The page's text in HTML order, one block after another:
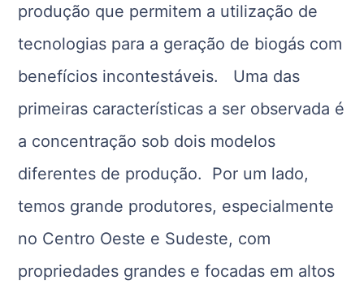
produção que permitem a utilização de
tecnologias para a geração de biogás com
benefícios incontestáveis. Uma das
primeiras características a ser observada é
a concentração sob dois modelos
diferentes de produção. Por um lado,
temos grande produtores, especialmente
no Centro Oeste e Sudeste, com
propriedades grandes e focadas em altos